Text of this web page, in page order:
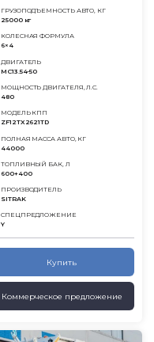
ГРУЗОПОДЪЕМНОСТЬ АВТО, КГ
25000 кг
КОЛЕСНАЯ ФОРМУЛА
6×4
ДВИГАТЕЛЬ
MC13.54-50
МОЩНОСТЬ ДВИГАТЕЛЯ, Л.С.
480
МОДЕЛЬ КПП
ZF12TX2621TD
ПОЛНАЯ МАССА АВТО, КГ
44000
ТОПЛИВНЫЙ БАК, Л
600+400
ПРОИЗВОДИТЕЛЬ
SITRAK
СПЕЦПРЕДЛОЖЕНИЕ
Y
Купить
Коммерческое предложение